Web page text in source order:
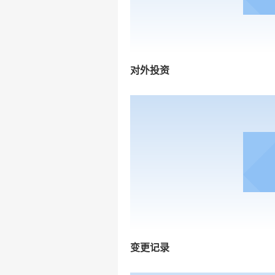
对外投资
变更记录